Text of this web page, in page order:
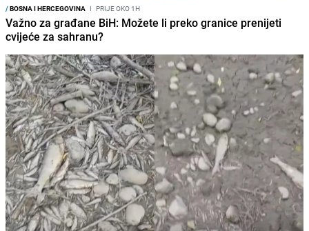
/BOSNA I HERCEGOVINA I PRIJE OKO 1H
Važno za građane BiH: Možete li preko granice prenijeti
cvijeće za sahranu?